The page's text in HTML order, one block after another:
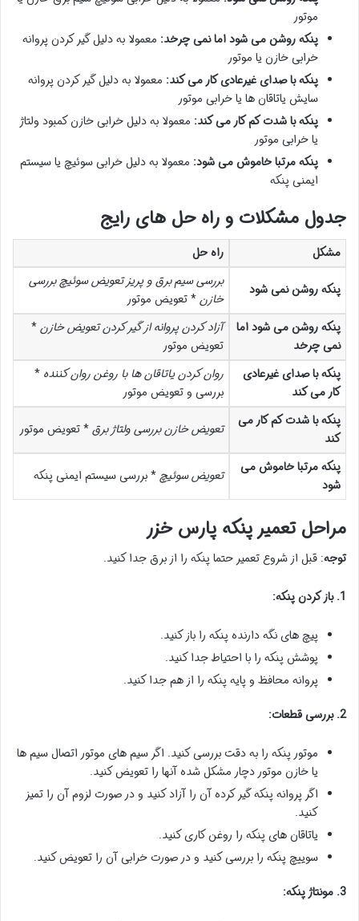
موتور
پنکه روشن می شود اما نمی چرخد: معمولا به دلیل گیر کردن پروانه
خرابی خازن یا موتور
پنکه با صدای غیرعادی کار می کند: معمولا به دلیل گیر کردن پروانه
سایش یاتاقان ها یا خرابی موتور
پنکه با شدت کم کار می کند: معمولا به دلیل خرابی خازن کمبود ولتاژ
یا خرابی موتور
پنکه مرتبا خاموش می شود: معمولا به دلیل خرابی سوئیچ یا سیستم
ایمنی پنکه
جدول مشکلات و راه حل های رایج
مشکل راه حل
پنکه روشن نمی شود بررسی سیم برق و پریزتعویض سوئیچبررسی
خازن* تعویض موتور
پنکه روشن می شود اما
نمی چرخد
آزاد کردن پروانه از گیر کردنتعویض خازن*
تعویض موتور
پنکه با صدای غیرعادی
کار می کند
روان کردن یاتاقان ها با روغن روان کننده *
بررسی و تعویض موتور
پنکه با شدت کم کار می
کند
تعویض خازنبررسی ولتاژ برق* تعویض موتور
پنکه مرتبا خاموش می
شود
تعویض سوئیچ* بررسی سیستم ایمنی پنکه
مراحل تعمیر پنکه پارس خزر
توجه: قبل از شروع تعمیر حتما پنکه را از برق جدا کنید.
1. باز کردن پنکه:
پیچ های نگه دارنده پنکه را باز کنید.
پوشش پنکه را با احتیاط جدا کنید.
پروانه محافظ و پایه پنکه را از هم جدا کنید.
2. بررسی قطعات:
موتور پنکه را به دقت بررسی کنید. اگر سیم های موتور اتصال سیم ها
یا خازن موتور دچار مشکل شده آنها را تعویض کنید.
اگر پروانه پنکه گیر کرده آن را آزاد کنید و در صورت لزوم آن را تمیز
کنید.
یاتاقان های پنکه را روغن کاری کنید.
سوییچ پنکه را بررسی کنید و در صورت خرابی آن را تعویض کنید.
3. مونتاژ پنکه: